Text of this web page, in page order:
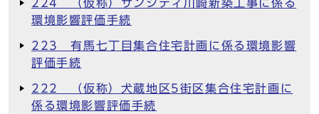
224 （仮称）サンシティ川崎新築工事に係る
環境影響評価手続
223 有馬七丁目集合住宅計画に係る環境影響
評価手続
222 （仮称）犬蔵地区5街区集合住宅計画に
係る環境影響評価手続